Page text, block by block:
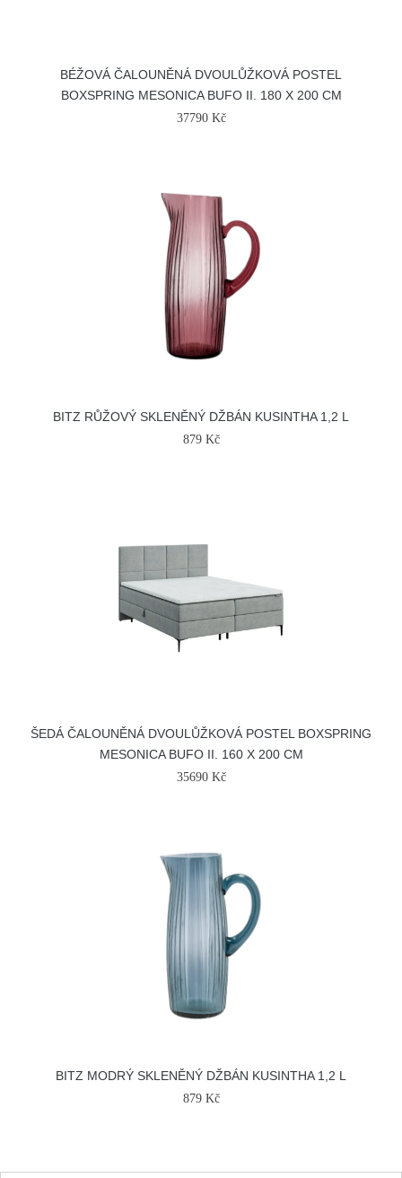
BÉŽOVÁ ČALOUNĚNÁ DVOULŮŽKOVÁ POSTEL
BOXSPRING MESONICA BUFO II. 180 X 200 CM
37790 Kč
BITZ RŮŽOVÝ SKLENĚNÝ DŽBÁN KUSINTHA 1,2 L
879 Kč
ŠEDÁ ČALOUNĚNÁ DVOULŮŽKOVÁ POSTEL BOXSPRING
MESONICA BUFO II. 160 X 200 CM
35690 Kč
BITZ MODRÝ SKLENĚNÝ DŽBÁN KUSINTHA 1,2 L
879 Kč